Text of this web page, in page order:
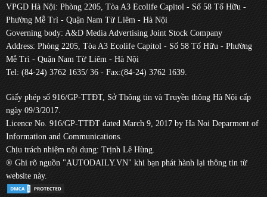
VPGD Hà Nội: Phòng 2205, Tòa A3 Ecolife Capitol - Số 58 Tố Hữu -
Phường Mễ Trì - Quận Nam Từ Liêm - Hà Nội
Governing body: A&D Media Advertising Joint Stock Company
Address: Phòng 2205, Tòa A3 Ecolife Capitol - Số 58 Tố Hữu - Phường
Mễ Trì - Quận Nam Từ Liêm - Hà Nội
Tel: (84-24) 3762 1635/ 36 - Fax:(84-24) 3762 1639.
Giấy phép số 916/GP-TTĐT, Sở Thông tin và Truyền thông Hà Nội cấp
ngày 09/3/2017.
Licence No. 916/GP-TTĐT dated March 9, 2017 by Ha Noi Deparment of
Information and Communications.
Chịu trách nhiệm nội dung: Trịnh Lê Hùng.
® Ghi rõ nguồn "AUTODAILY.VN" khi bạn phát hành lại thông tin từ
website này.